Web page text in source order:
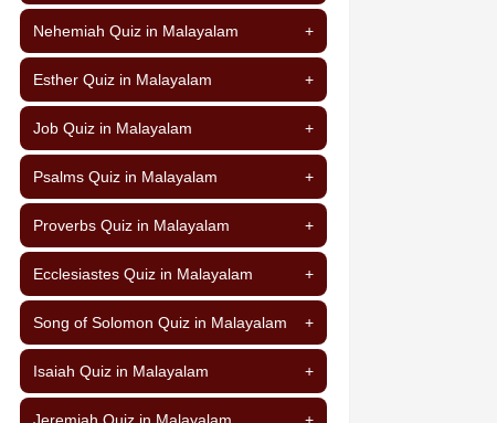
Nehemiah Quiz in Malayalam +
Esther Quiz in Malayalam +
Job Quiz in Malayalam +
Psalms Quiz in Malayalam +
Proverbs Quiz in Malayalam +
Ecclesiastes Quiz in Malayalam +
Song of Solomon Quiz in Malayalam +
Isaiah Quiz in Malayalam +